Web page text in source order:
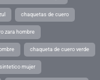
chaquetas de cuero
zara hombre
chaqueta de cuero verde
mujer